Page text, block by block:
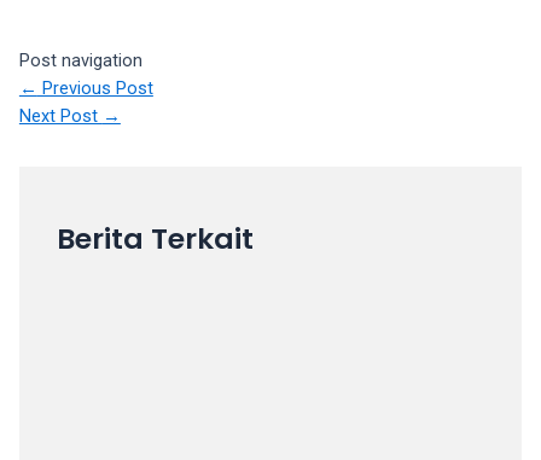
Post navigation
← Previous Post
Next Post →
Berita Terkait